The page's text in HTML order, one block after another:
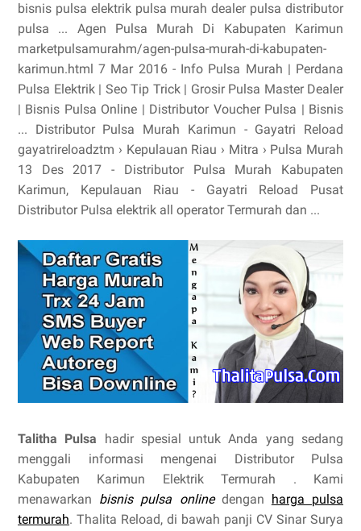
bisnis pulsa elektrik pulsa murah dealer pulsa distributor
pulsa ... Agen Pulsa Murah Di Kabupaten Karimun
marketpulsamurahm/agen-pulsa-murah-di-kabupaten-
karimun.html 7 Mar 2016 - Info Pulsa Murah | Perdana
Pulsa Elektrik | Seo Tip Trick | Grosir Pulsa Master Dealer
| Bisnis Pulsa Online | Distributor Voucher Pulsa | Bisnis
... Distributor Pulsa Murah Karimun - Gayatri Reload
gayatrireloadztm › Kepulauan Riau › Mitra › Pulsa Murah
13 Des 2017 - Distributor Pulsa Murah Kabupaten
Karimun, Kepulauan Riau - Gayatri Reload Pusat
Distributor Pulsa elektrik all operator Termurah dan ...
Talitha Pulsa hadir spesial untuk Anda yang sedang
menggali informasi mengenai Distributor Pulsa
Kabupaten Karimun Elektrik Termurah . Kami
menawarkan bisnis pulsa onlinedengan harga pulsa
termurah. Thalita Reload, di bawah panji CV Sinar Surya